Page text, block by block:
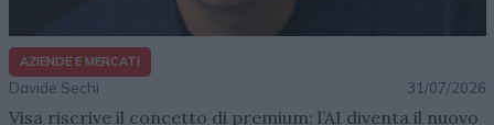
AZIENDE E MERCATI
Davide Sechi 31/07/2026
Visa riscrive il concetto di premium: l’AI diventa il nuovo